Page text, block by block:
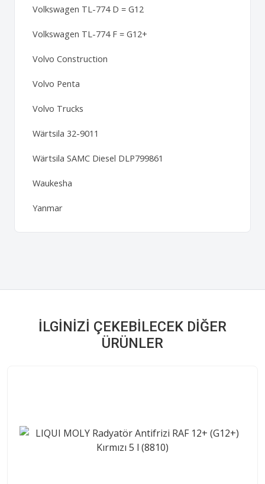
Volkswagen TL-774 D = G12
Volkswagen TL-774 F = G12+
Volvo Construction
Volvo Penta
Volvo Trucks
Wärtsila 32-9011
Wärtsila SAMC Diesel DLP799861
Waukesha
Yanmar
İLGINIZI ÇEKEBILECEK DIĞER
ÜRÜNLER